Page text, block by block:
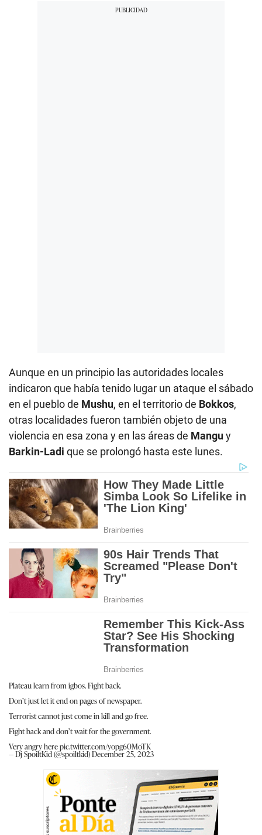
Aunque en un principio las autoridades locales
indicaron que había tenido lugar un ataque el sábado
en el pueblo de Mushu, en el territorio de Bokkos,
otras localidades fueron también objeto de una
violencia en esa zona y en las áreas de Manguy
Barkin-Ladi que se prolongó hasta este lunes.
Plateau learn from igbos. Fight back.
Don’t just let it end on pages of newspaper.
Terrorist cannot just come in kill and go free.
Fight back and don’t wait for the government.
Very angry herepic.twitter.com/yopg60MoTK
— Dj SpoiltKid (@spoiltkid)December 25, 2023